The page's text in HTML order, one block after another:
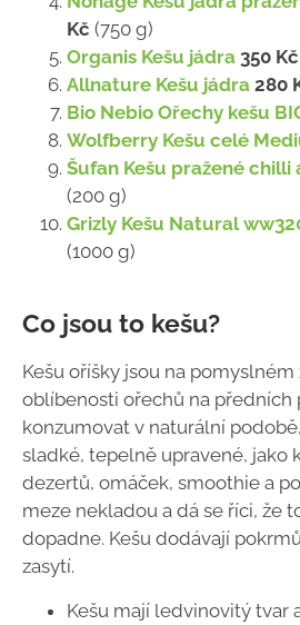
Kč (750 g)
Organis Kešu jádra 350 Kč
Allnature Kešu jádra 280
Bio Nebio Ořechy kešu
Wolfberry Kešu celé
Šufan Kešu pražené chilli
(200 g)
Grizly Kešu Natural
(1000 g)
Co jsou to kešu?
Kešu oříšky jsou na
oblíbenosti ořechů na předních
konzumovat v naturální
sladké, tepelně upravené, jako
dezertů, omáček, smoothie a
meze nekladou a dá se říci, že
dopadne. Kešu dodávají
zasytí.
Kešu mají ledvinovitý tvar